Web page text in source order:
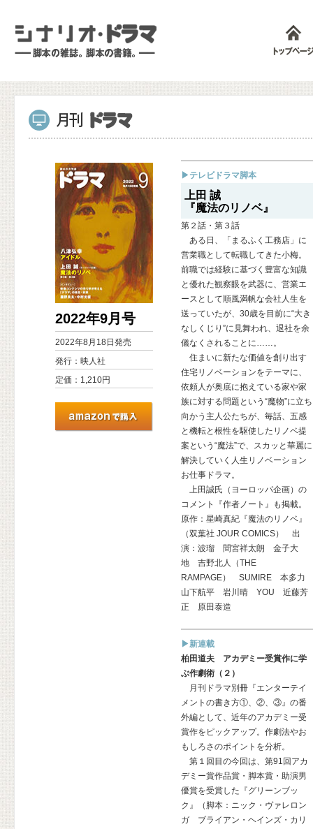
▶テレビドラマ脚本
上田 誠
『魔法のリノベ』
第２話・第３話
ある日、「まるふく工務店」に
営業職として転職してきた小梅。
前職では経験に基づく豊富な知識
と優れた観察眼を武器に、営業エ
ースとして順風満帆な会社人生を
送っていたが、30歳を目前に“大き
なしくじり”に見舞われ、退社を余
儀なくされることに……。
住まいに新たな価値を創り出す
住宅リノベーションをテーマに、
依頼人が奥底に抱えている家や家
族に対する問題という“魔物”に立ち
向かう主人公たちが、毎話、五感
と機転と根性を駆使したリノベ提
案という“魔法”で、スカッと華麗に
解決していく人生リノベーション
お仕事ドラマ。
上田誠氏（ヨーロッパ企画）の
コメント『作者ノート』も掲載。
原作：星崎真紀『魔法のリノベ』
（双葉社 JOUR COMICS） 出
演：波瑠 間宮祥太朗 金子大
地 吉野北人（THE
RAMPAGE） SUMIRE 本多力
山下航平 岩川晴 YOU 近藤芳
正 原田泰造
▶新連載
柏田道夫 アカデミー受賞作に学
ぶ作劇術（２）
月刊ドラマ別冊『エンターテイ
メントの書き方①、②、③』の番
外編として、近年のアカデミー受
賞作をピックアップ。作劇法やお
もしろさのポイントを分析。
第１回目の今回は、第91回アカ
デミー賞作品賞・脚本賞・助演男
優賞を受賞した『グリーンブッ
ク』（脚本：ニック・ヴァレロン
ガ ブライアン・ヘインズ・カリ
2022年9月号
2022年8月18日発売
発行：映人社
定価：1,210円